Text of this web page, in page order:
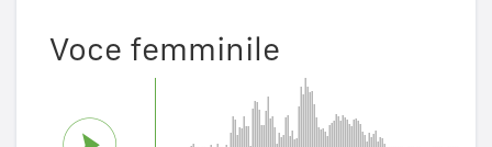
Voce femminile